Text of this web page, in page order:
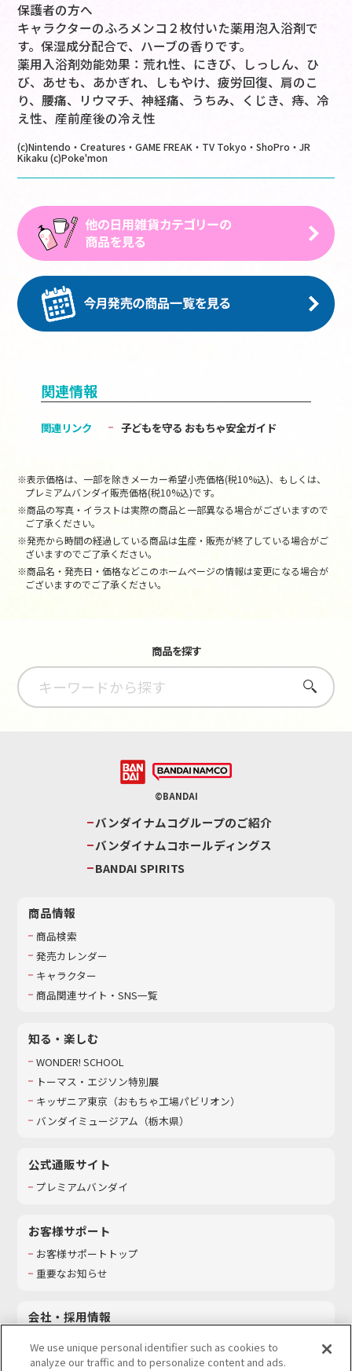
保護者の方へ
キャラクターのふろメンコ２枚付いた薬用泡入浴剤で
す。保湿成分配合で、ハーブの香りです。
薬用入浴剤効能効果：荒れ性、にきび、しっしん、ひ
び、あせも、あかぎれ、しもやけ、疲労回復、肩のこ
り、腰痛、リウマチ、神経痛、うちみ、くじき、痔、冷
え性、産前産後の冷え性
(c)Nintendo・Creatures・GAME FREAK・TV Tokyo・ShoPro・JR
Kikaku (c)Poke'mon
関連情報
関連リンク 子どもを守る おもちゃ安全ガイド
※表示価格は、一部を除きメーカー希望小売価格(税10%込)、もしくは、
プレミアムバンダイ販売価格(税10%込)です。
※商品の写真・イラストは実際の商品と一部異なる場合がございますので
ご了承ください。
※発売から時間の経過している商品は生産・販売が終了している場合がご
ざいますのでご了承ください。
※商品名・発売日・価格などこのホームページの情報は変更になる場合が
ございますのでご了承ください。
商品を探す
さがす
©BANDAI
バンダイナムコグループのご紹介
バンダイナムコホールディングス
BANDAI SPIRITS
商品情報
商品検索
発売カレンダー
キャラクター
商品関連サイト・SNS一覧
知る・楽しむ
WONDER! SCHOOL
トーマス・エジソン特別展
キッザニア東京（おもちゃ工場パビリオン）​
バンダイミュージアム（栃木県）
公式通販サイト
プレミアムバンダイ
お客様サポート
お客様サポートトップ
重要なお知らせ
会社・採用情報
採用情報
We use unique personal identifier such as cookies to
analyze our traffic and to personalize content and ads.